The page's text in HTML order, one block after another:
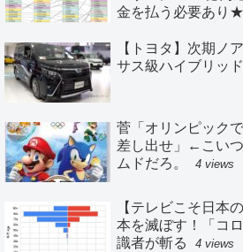
金を払う必要あり
【トヨタ】次期ノ
サス級ハイブリッ
菅「オリンピック
差し出せ」←こい
ムドだろ。
4 views
【テレビこそ日本
本を滅ぼす！「コ
識者が斬る
4 views